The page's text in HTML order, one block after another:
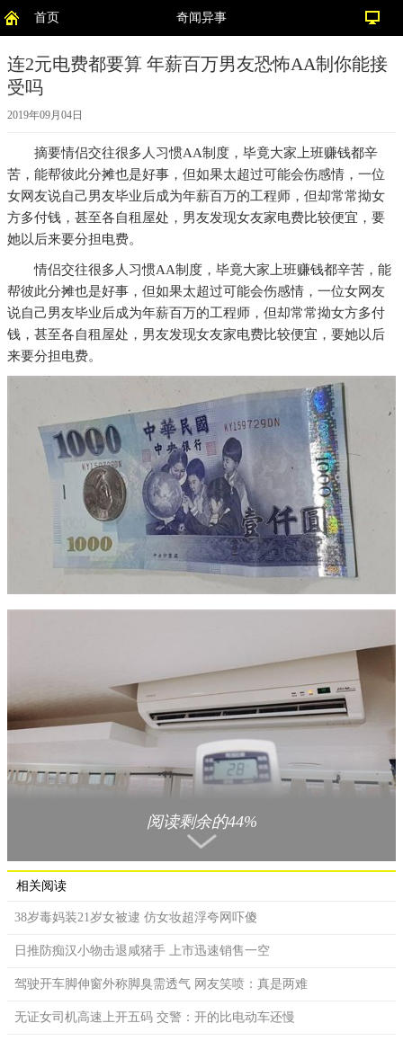
首页 奇闻异事
连2元电费都要算 年薪百万男友恐怖AA制你能接
受吗
2019年09月04日
摘要情侣交往很多人习惯AA制度，毕竟大家上班赚钱都辛
苦，能帮彼此分摊也是好事，但如果太超过可能会伤感情，一位
女网友说自己男友毕业后成为年薪百万的工程师，但却常常拗女
方多付钱，甚至各自租屋处，男友发现女友家电费比较便宜，要
她以后来要分担电费。
情侣交往很多人习惯AA制度，毕竟大家上班赚钱都辛苦，能
帮彼此分摊也是好事，但如果太超过可能会伤感情，一位女网友
说自己男友毕业后成为年薪百万的工程师，但却常常拗女方多付
钱，甚至各自租屋处，男友发现女友家电费比较便宜，要她以后
来要分担电费。
女网友在《Dcard》po文说，男友过去在当研究生时的确是个
去大企业工作，年薪也有百万，超抠习性却依旧不改，仍处处狂
拗她多付帐，原PO都一再忍让。某次男友发现彼此的租屋电费有
眼，甚至原PO家洗衣不用投币，男友为了省钱，每个礼拜都会扛
一袋衣服来她家洗；他家没有饮水机，他会拿2公升的塑胶瓶来我
阅读剩余的44%
相关阅读
38岁毒妈装21岁女被逮 仿女妆超浮夸网吓傻
日推防痴汉小物击退咸猪手 上市迅速销售一空
驾驶开车脚伸窗外称脚臭需透气 网友笑喷：真是两难
无证女司机高速上开五码 交警：开的比电动车还慢